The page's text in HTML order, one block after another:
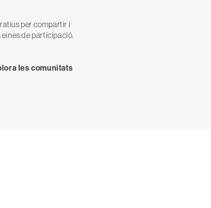
per compartir i
de participació.
les comunitats